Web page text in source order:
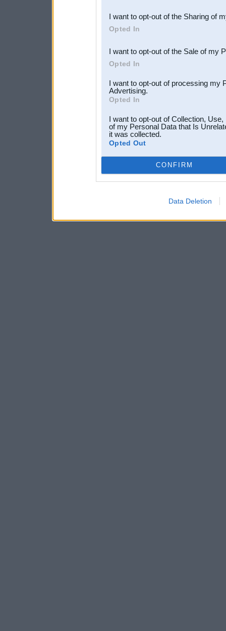
Downstream Participants
third parties.
I want to opt-out of the Sharing of
Opted In
I want to opt-out of the Sale of my
Opted In
I want to opt-out of processing my
Advertising.
Opted In
I want to opt-out of Collection,
of my Personal Data that Is
it was collected.
Opted Out
CONFIRM
Data Deletion